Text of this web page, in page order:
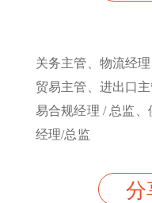
关务主管、物流经
贸易主管、进出口
易合规经理 / 总监、
经理/总监
分